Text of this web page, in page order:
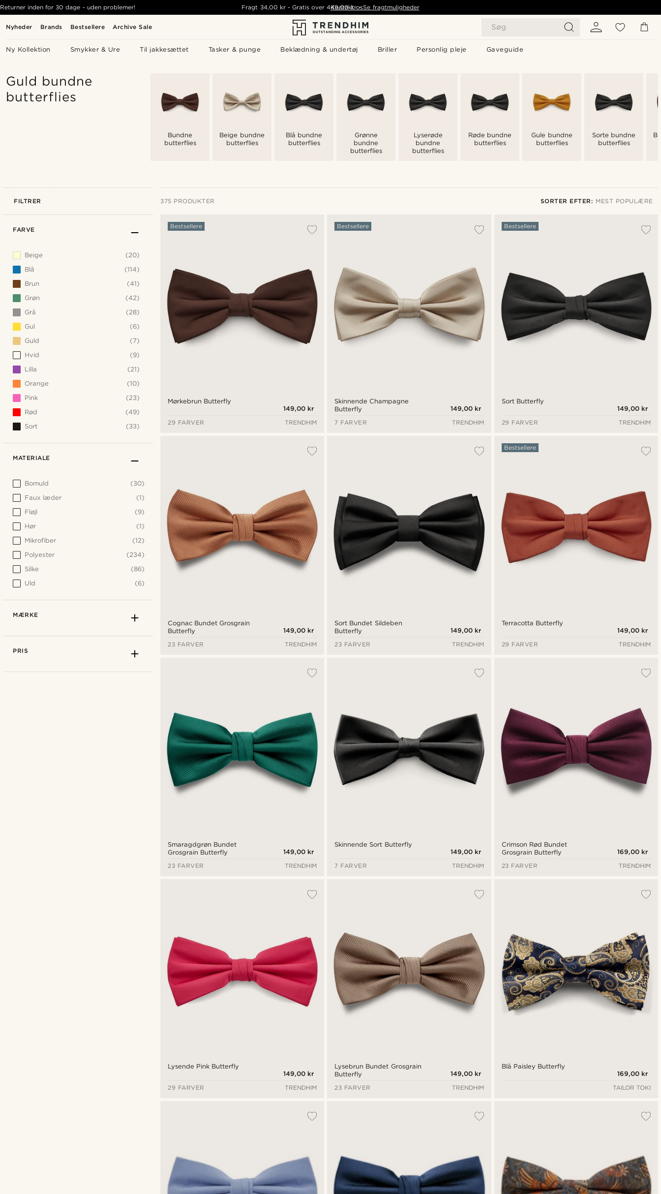
Nyheder Brands Bestsellere Archive Sale Søg
Ny Kollektion Smykker & Ure Til jakkesættet Tasker & punge Beklædning & undertøj Briller Personlig pleje Gaveguide
Returner inden for 30 dage - uden problemer! Fragt 34,00 kr- Gratis over 449,00 kr - Se fragtmuligheder
Kontakt os
Guld bundne
butterflies
Bundne
butterflies
Beige bundne
butterflies
Blå bundne
butterflies
Grønne
bundne
butterflies
Lyserøde
bundne
butterflies
Røde bundne
butterflies
Gule bundne
butterflies
Sorte bundne
butterflies
FILTRER 375 PRODUKTER SORTER EFTER: MEST POPULÆRE
Mørkebrun Butterfly
Bestsellere
149,00 kr
29 FARVER
TRENDHIM
Skinnende Champagne
Butterfly
Bestsellere
149,00 kr
7 FARVER
TRENDHIM
Sort Butterfly
Bestsellere
149,00 kr
29 FARVER
TRENDHIM
Cognac Bundet Grosgrain
Butterfly
149,00 kr
23 FARVER
TRENDHIM
Sort Bundet Sildeben
Butterfly
149,00 kr
23 FARVER
TRENDHIM
Terracotta Butterfly
Bestsellere
149,00 kr
29 FARVER
TRENDHIM
Smaragdgrøn Bundet
Grosgrain Butterfly
149,00 kr
23 FARVER
TRENDHIM
Skinnende Sort Butterfly
149,00 kr
7 FARVER
TRENDHIM
Crimson Rød Bundet
Grosgrain Butterfly
169,00 kr
23 FARVER
TRENDHIM
Lysende Pink Butterfly
149,00 kr
29 FARVER
TRENDHIM
Lysebrun Bundet Grosgrain
Butterfly
149,00 kr
23 FARVER
TRENDHIM
Blå Paisley Butterfly
169,00 kr
TAILOR TOKI
FARVE
Beige
(20)
Blå
(114)
Brun
(41)
Grøn
(42)
Grå
(28)
Gul
(6)
Guld
(7)
Hvid
(9)
Lilla
(21)
Orange
(10)
Pink
(23)
Rød
(49)
Sort
(33)
MATERIALE
Bomuld
(30)
Faux læder
(1)
Fløjl
(9)
Hør
(1)
Mikrofiber
(12)
Polyester
(234)
Silke
(86)
Uld
(6)
MÆRKE
PRIS